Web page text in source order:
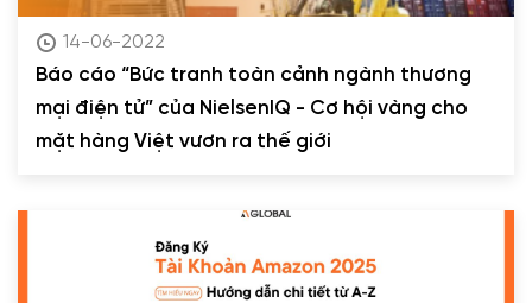
14-06-2022
Báo cáo “Bức tranh toàn cảnh ngành thương
mại điện tử” của NielsenIQ - Cơ hội vàng cho
mặt hàng Việt vươn ra thế giới